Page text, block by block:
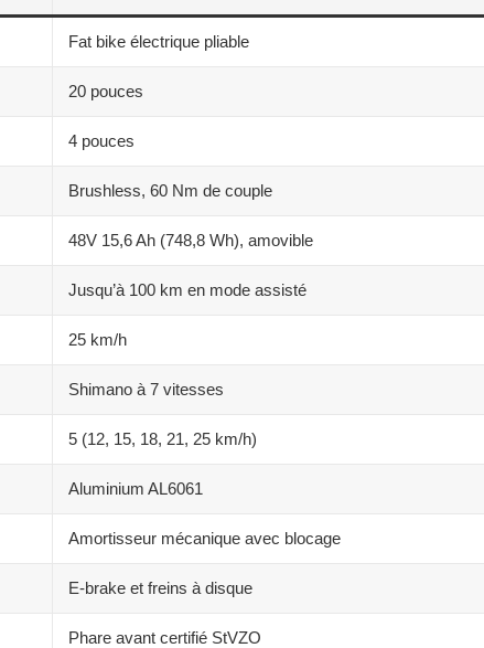
Fat bike électrique pliable
20 pouces
4 pouces
Brushless, 60 Nm de couple
48V 15,6 Ah (748,8 Wh), amovible
Jusqu’à 100 km en mode assisté
25 km/h
Shimano à 7 vitesses
5 (12, 15, 18, 21, 25 km/h)
Aluminium AL6061
Amortisseur mécanique avec blocage
E-brake et freins à disque
Phare avant certifié StVZO